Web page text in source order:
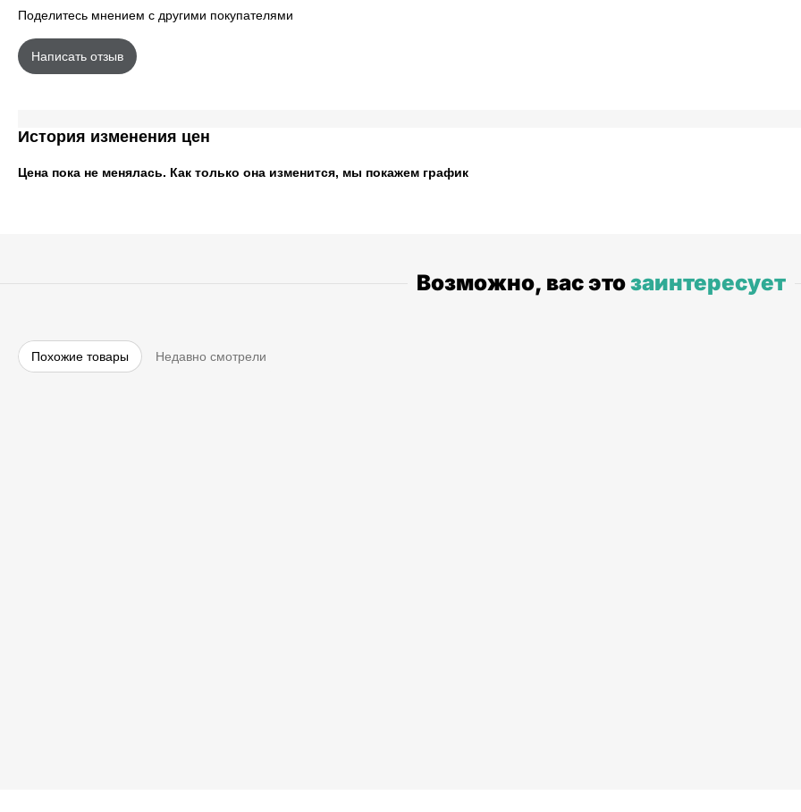
Поделитесь мнением с другими покупателями
Написать отзыв
История изменения цен
Цена пока не менялась. Как только она изменится, мы покажем график
Возможно, вас этозаинтересует
Похожие товары Недавно смотрели